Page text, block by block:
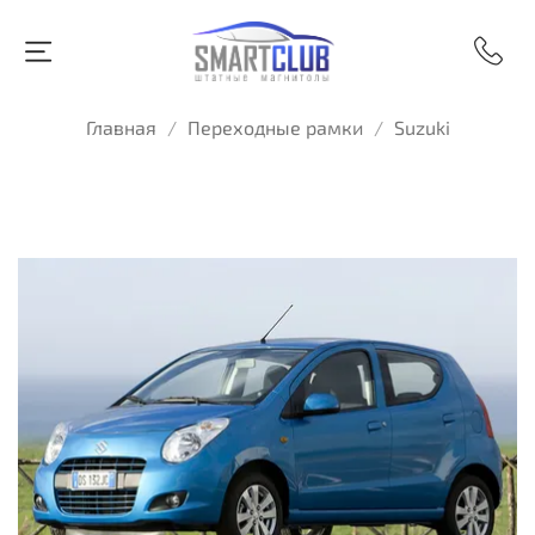
Главная Переходные рамки Suzuki